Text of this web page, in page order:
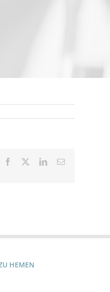
Facebook LinkedInEmail
HEMEN